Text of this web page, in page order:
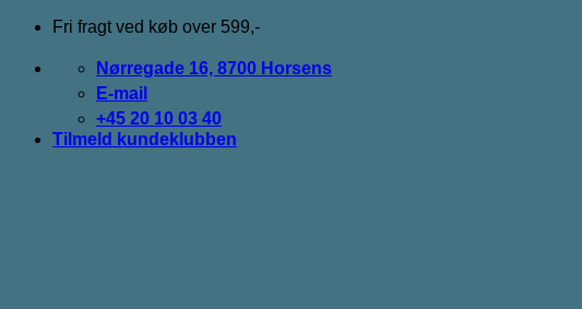
Fortsæt
indhold
Fri fragt ved køb over 599,-
Nørregade 16, 8700 Horsens
E-mail
+45 20 10 03 40
Tilmeld kundeklubben